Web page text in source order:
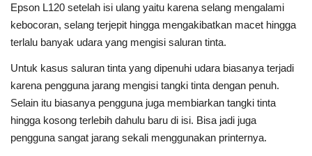
Epson L120 setelah isi ulang yaitu karena selang mengalami
kebocoran, selang terjepit hingga mengakibatkan macet hingga
terlalu banyak udara yang mengisi saluran tinta.
Untuk kasus saluran tinta yang dipenuhi udara biasanya terjadi
karena pengguna jarang mengisi tangki tinta dengan penuh.
Selain itu biasanya pengguna juga membiarkan tangki tinta
hingga kosong terlebih dahulu baru di isi. Bisa jadi juga
pengguna sangat jarang sekali menggunakan printernya.